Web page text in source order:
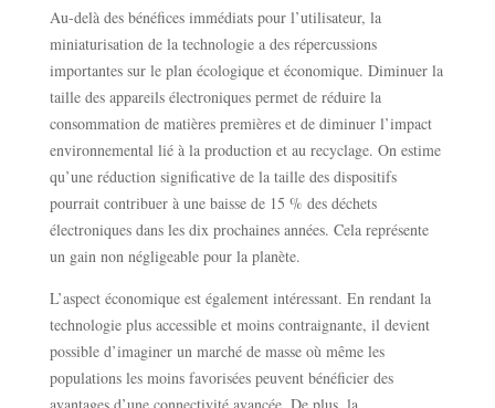
Au-delà des bénéfices immédiats pour l’utilisateur, la
miniaturisation de la technologie a des répercussions
importantes sur le plan écologique et économique. Diminuer la
taille des appareils électroniques permet de réduire la
consommation de matières premières et de diminuer l’impact
environnemental lié à la production et au recyclage. On estime
qu’une réduction significative de la taille des dispositifs
pourrait contribuer à une baisse de 15 % des déchets
électroniques dans les dix prochaines années. Cela représente
un gain non négligeable pour la planète.
L’aspect économique est également intéressant. En rendant la
technologie plus accessible et moins contraignante, il devient
possible d’imaginer un marché de masse où même les
populations les moins favorisées peuvent bénéficier des